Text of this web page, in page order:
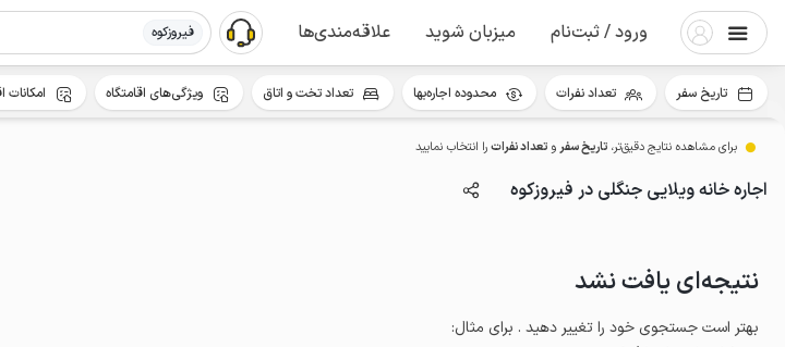
ورود / ثبت‌نام میزبان شوید علاقه‌مندی‌ها فیروزکوه
برای مشاهده نتایج دقیق‌تر، تاریخ سفرو تعداد نفراترا انتخاب نمایید
اجاره خانه ویلایی جنگلی در فیروزکوه
نتیجه‌ای یافت نشد
بهتر است جستجوی خود را تغییر دهید . برای مثال:
تاریخ سفر تعداد نفرات محدوده اجاره‌بها تعداد تخت و اتاق ویژگی‌های اقامتگاه امکانات